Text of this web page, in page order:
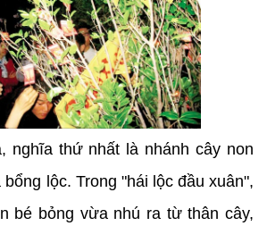
nghĩa thứ nhất là nhánh cây non
lộc. Trong "hái lộc đầu xuân",
bé bỏng vừa nhú ra từ thân cây,